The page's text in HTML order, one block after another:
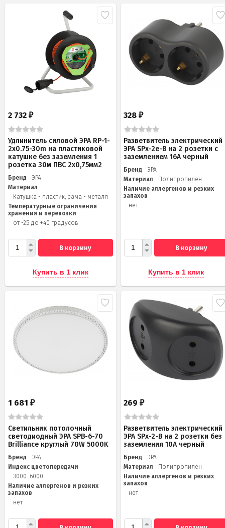
2 732 ₽
Удлинитель силовой ЭРА RP-1-
2x0.75-30m на пластиковой
катушке без заземления 1
розетка 30м ПВС 2х0,75мм2
Бренд
ЭРА
Материал
Катушка - пластик, рама - металл
Температурные ограничения
хранения и перевозки
от -25 до +40 градусов
В корзину
Купить в 1 клик
328₽
Разветвитель электрический
ЭРА SPx-2e-B на 2 розетки с
заземлением 16А черный
Бренд
ЭРА
Материал
Полипропилен
Наличие аллергенов и резких
запахов
нет
В корзину
Купить в 1 клик
1 681 ₽
Светильник потолочный
светодиодный ЭРА SPB-6-70
Brilliance круглый 70W 5000K
Бренд
ЭРА
Индекс цветопередачи
3000...6000
Наличие аллергенов и резких
запахов
нет
269₽
Разветвитель электрический
ЭРА SPx-2-B на 2 розетки без
заземления 10А черный
Бренд
ЭРА
Материал
Полипропилен
Наличие аллергенов и резких
запахов
нет